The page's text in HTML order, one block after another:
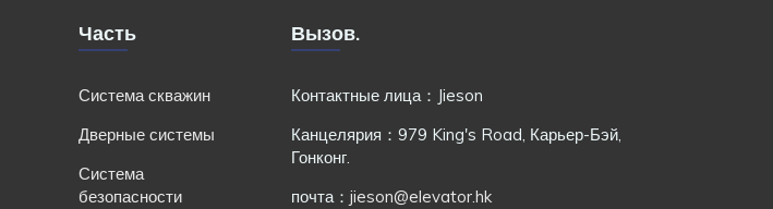
Часть
Система скважин
Дверные системы
Система
безопасности
Вызов.
Контактные лица：Jieson
Канцелярия：979 King's Road, Карьер-Бэй,
Гонконг.
почта： jieson@elevator.hk